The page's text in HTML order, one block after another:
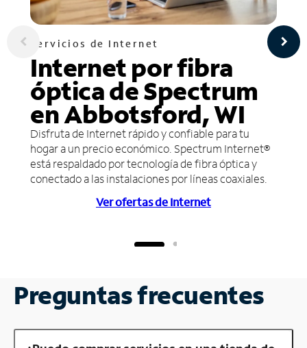
Servicios de Internet
Internet por fibra
óptica de Spectrum
en Abbotsford, WI
Disfruta de Internet rápido y confiable para tu
hogar a un precio económico. Spectrum Internet®
está respaldado por tecnología de fibra óptica y
conectado a las instalaciones por líneas coaxiales.
Ver ofertas de Internet
Preguntas frecuentes